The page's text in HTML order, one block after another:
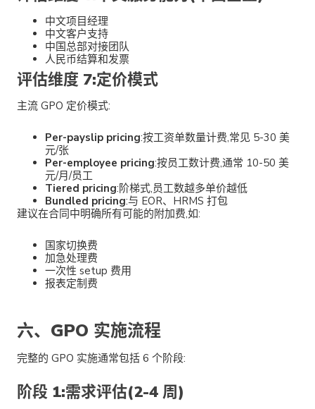
中文项目经理
中文客户支持
中国总部对接团队
人民币结算和发票
评估维度 7:定价模式
主流 GPO 定价模式:
Per-payslip pricing:按工资单数量计费,常见 5-30 美
元/张
Per-employee pricing:按员工数计费,通常 10-50 美
元/月/员工
Tiered pricing:阶梯式,员工数越多单价越低
Bundled pricing:与 EOR、HRMS 打包
建议在合同中明确所有可能的附加费,如:
国家切换费
加急处理费
一次性 setup 费用
报表定制费
六、GPO 实施流程
完整的 GPO 实施通常包括 6 个阶段:
阶段 1:需求评估(2-4 周)